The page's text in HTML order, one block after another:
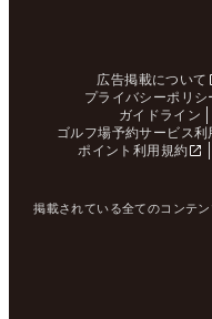
広告掲載について
プライバシーポリシ
ガイドライン
ゴルフ場予約サービス利
ポイント利用規約
掲載されている全てのコンテ